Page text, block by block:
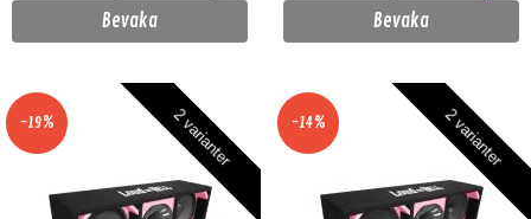
Bevaka Bevaka
2 varianter
-19% 2 varianter
-14%